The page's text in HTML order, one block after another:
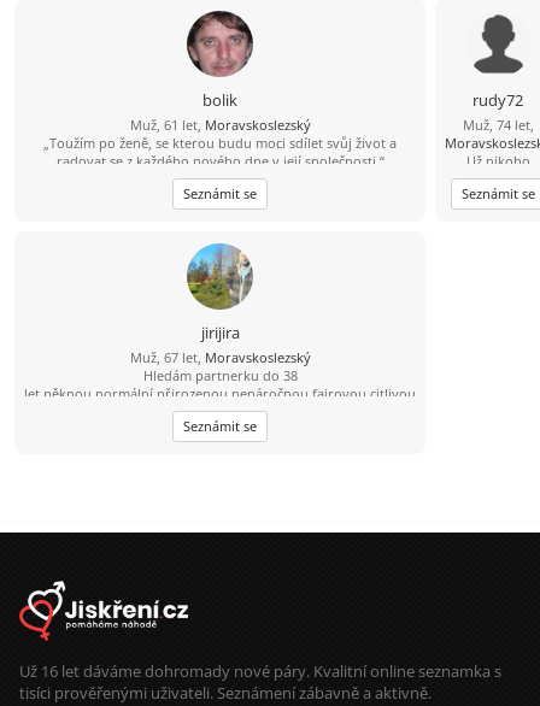
odpověď s
fotem, děkuji.
bolik
Muž, 61 let, Moravskoslezský
„Toužím po ženě, se kterou budu moci sdílet svůj život a
radovat se z každého nového dne v její společnosti.“
Seznámit se
rudy72
Muž, 74 let,
Už nikoho
nehledám, už
jsem našel, co
jsem celý
Seznámit se
jirijira
Muž, 67 let, Moravskoslezský
Hledám partnerku do 38
let,pěknou,normální,přirozenou,nenáročnou,fairovou,citlivou
i rozumnou.Nejlépe svobodnou,případně max. s 1 děckem.
Seznámit se
Už 16 let dáváme dohromady nové páry. Kvalitní online seznamka s
tisíci prověřenými uživateli. Seznámení zábavně a aktivně.